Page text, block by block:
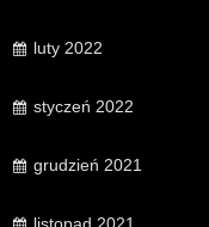
luty 2022
styczeń 2022
grudzień 2021
listopad 2021